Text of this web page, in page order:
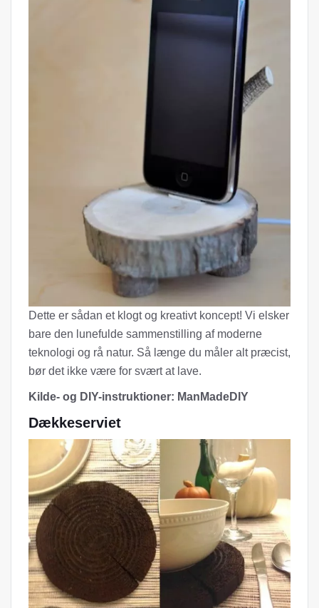
Dette er sådan et klogt og kreativt koncept! Vi elsker
bare den lunefulde sammenstilling af moderne
teknologi og rå natur. Så længe du måler alt præcist,
bør det ikke være for svært at lave.
Kilde- og DIY-instruktioner: ManMadeDIY
Dækkeserviet